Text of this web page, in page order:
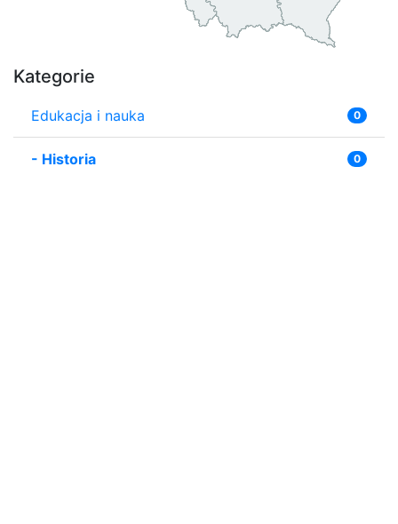
Kategorie
Edukacja i nauka 0
- Historia 0